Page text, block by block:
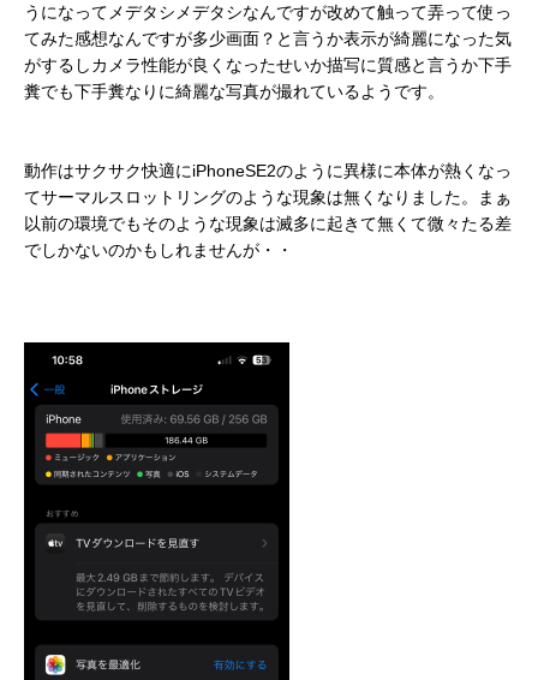
うになってメデタシメデタシなんですが改めて触って弄って使っ
てみた感想なんですが多少画面？と言うか表示が綺麗になった気
がするしカメラ性能が良くなったせいか描写に質感と言うか下手
糞でも下手糞なりに綺麗な写真が撮れているようです。
動作はサクサク快適にiPhoneSE2のように異様に本体が熱くなっ
てサーマルスロットリングのような現象は無くなりました。まぁ
以前の環境でもそのような現象は滅多に起きて無くて微々たる差
でしかないのかもしれませんが・・